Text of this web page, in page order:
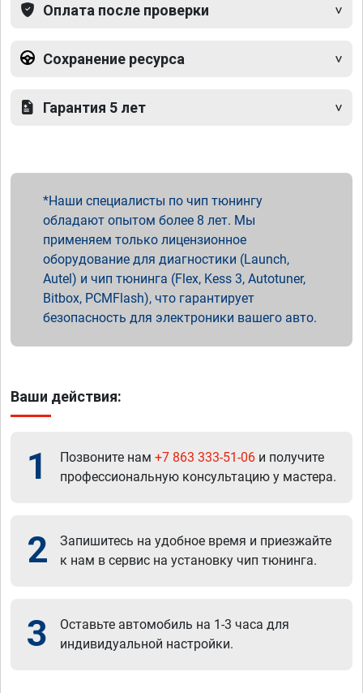
Оплата после проверки
Сохранение ресурса
Гарантия 5 лет
Наши специалисты по чип тюнингу
обладают опытом более 8 лет. Мы
применяем только лицензионное
оборудование для диагностики (Launch,
Autel) и чип тюнинга (Flex, Kess 3, Autotuner,
Bitbox, PCMFlash), что гарантирует
безопасность для электроники вашего авто.
Ваши действия:
1 Позвоните нам +7 863 333-51-06 и получите
профессиональную консультацию у мастера.
2
Запишитесь на удобное время и приезжайте
к нам в сервис на установку чип тюнинга.
3
Оставьте автомобиль на 1-3 часа для
индивидуальной настройки.